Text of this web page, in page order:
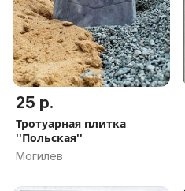
25 р.
Тротуарная плитка
''Польская''
Могилев